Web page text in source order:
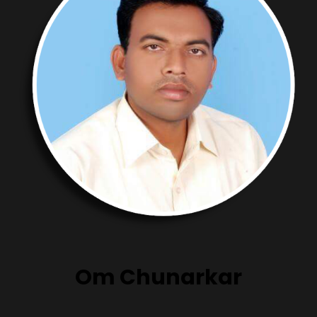
Om Chunarkar